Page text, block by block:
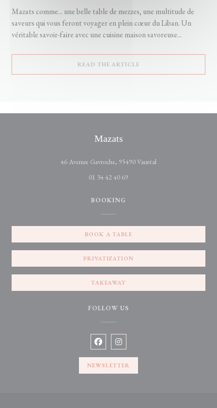
Mazats comme... une belle table de mezzes, une multitude de
saveurs qui vous feront voyager en plein cœur du Liban. Un
véritable savoir-faire avec une cuisine maison savoreuse...
READ THE ARTICLE
Mazats
46 Avenue Gavroche, 95490 Vauréal
01 34 42 40 69
BOOKING
BOOK A TABLE
PRIVATIZATION
TAKEAWAY
FOLLOW US
Facebook ((opens in a new window))
Instagram ((opens in a new
NEWSLETTER